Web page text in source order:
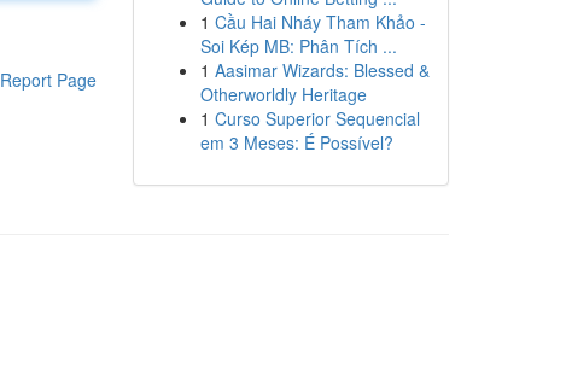
Report Page
1 Cầu Hai Nháy Tham Khảo -
Soi Kép MB: Phân Tích ...
1 Aasimar Wizards: Blessed &
Otherworldly Heritage
1 Curso Superior Sequencial
em 3 Meses: É Possível?